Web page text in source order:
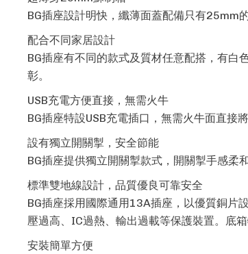
BG插座設計明快，纖薄面蓋配備只有25mm
配合不同家居設計
BG插座有不同的款式及質材任意配搭，有白
彰。
USB充電方便直接，無需火牛
BG插座特設USB充電插口，無需火牛面直接
設有獨立開關掣，安全節能
BG插座提供獨立開關掣款式，開關掣手感柔
標準雙地線設計，品質優良可靠安全
BG插座採用國際通用13A插座，以優質銅片
壓過高、IC過熱、輸出過載等保護裝置。底
安裝簡單方便